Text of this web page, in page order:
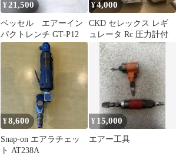
¥21,500
ベッセル エアーイン
パクトレンチ GT-P12
¥4,000
CKD セレックス レギ
ュレータ Rc 圧力計付
¥8,600
Snap-on エアラチェッ
ト AT238A
¥ 15,000
エアー工具